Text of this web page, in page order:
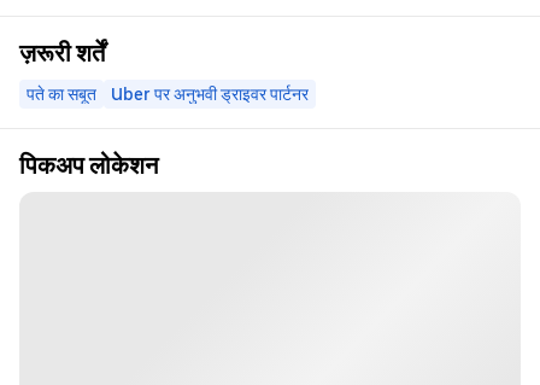
ज़रूरी शर्तें
पते का सबूत Uber पर अनुभवी ड्राइवर पार्टनर
पिकअप लोकेशन